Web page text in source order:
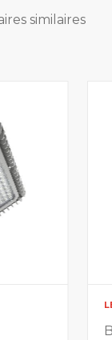
similaires